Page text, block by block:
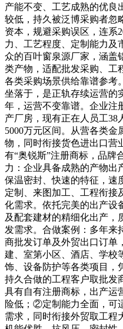
产能不变、工艺成熟的优良
较低，持久被泛博采购者忽
资本，规避采购误区，连系
力、工艺程度、定制能力及
众的百叶窗泉源厂家，涵盖
类产物，适配批发采购、工
各类采购场景供给靠谱参考
坐落于，是正轨存续运营的
年，运营不变靠谱。企业注
产厂房，现有正在人员工38
5000万元区间。从营各类
物，同时衔接货色进出口营
有“奥锐斯”注册商标，品牌
力：企业具备成熟的产物出
保温密封、快速的特征，速
定制、来图加工、工程衔接
化需求。依托完美的出产设
及配套建材的精细化出产，
发需求。合做案例：多年来
商批发订单及外贸出口订单
建、室第小区、酒店、学校
饰、设备防护等各类项目，
持久合做的工程客户取批发
具有自有注册商标，出产运
险低；②定制能力全面，可
需求，同时衔接外贸取工